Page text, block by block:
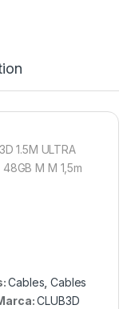
1.5M ULTRA
M M 1,5m
Cables ,Cables
CLUB3D